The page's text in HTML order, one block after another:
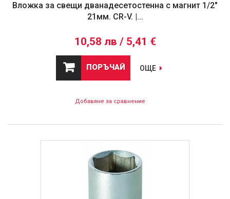
Вложка за свещи дванадесетостенна с магнит 1/2"
21мм. CR-V. |...
10,58 лв / 5,41 €
ПОРЪЧАЙ ОЩЕ
Добавяне за сравнение